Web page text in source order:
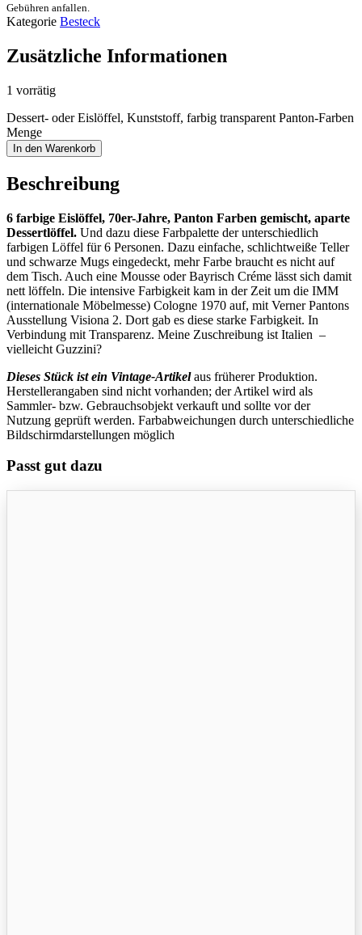
Gebühren anfallen.
Kategorie Besteck
Zusätzliche Informationen
1 vorrätig
Dessert- oder Eislöffel, Kunststoff, farbig transparent Panton-Farben
Menge
In den Warenkorb
Beschreibung
6 farbige Eislöffel, 70er-Jahre, Panton Farben gemischt, aparte
Dessertlöffel. Und dazu diese Farbpalette der unterschiedlich
farbigen Löffel für 6 Personen. Dazu einfache, schlichtweiße Teller
und schwarze Mugs eingedeckt, mehr Farbe braucht es nicht auf
dem Tisch. Auch eine Mousse oder Bayrisch Créme lässt sich damit
nett löffeln. Die intensive Farbigkeit kam in der Zeit um die IMM
(internationale Möbelmesse) Cologne 1970 auf, mit Verner Pantons
Ausstellung Visiona 2. Dort gab es diese starke Farbigkeit. In
Verbindung mit Transparenz. Meine Zuschreibung ist Italien –
vielleicht Guzzini?
Dieses Stück ist ein Vintage-Artikelaus früherer Produktion.
Herstellerangaben sind nicht vorhanden; der Artikel wird als
Sammler- bzw. Gebrauchsobjekt verkauft und sollte vor der
Nutzung geprüft werden. Farbabweichungen durch unterschiedliche
Bildschirmdarstellungen möglich
Passt gut dazu